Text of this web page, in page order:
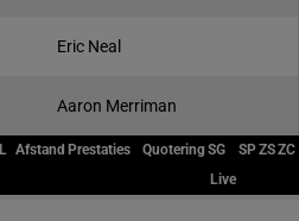
Eric Neal
Aaron Merriman
Afstand Prestaties QuoteringSG SPZSZC
Live